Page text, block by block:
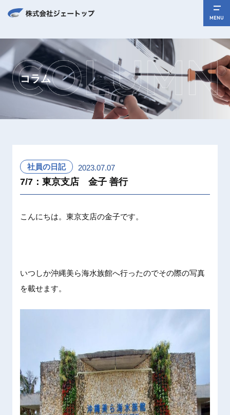
MENU
コラム
社員の日記 2023.07.07
7/7：東京支店 金子 善行
こんにちは。東京支店の金子です。
いつしか沖縄美ら海水族館へ行ったのでその際の写真
を載せます。